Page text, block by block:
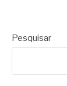
Pesquisar